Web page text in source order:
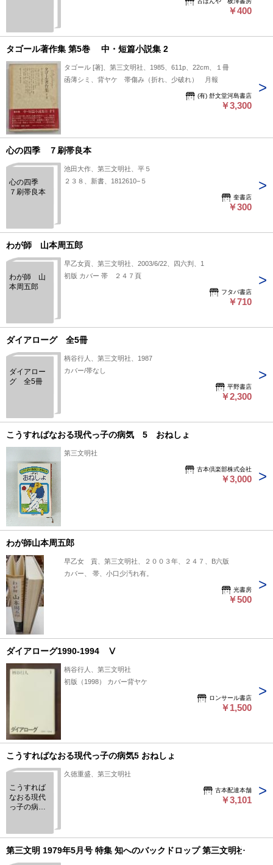
￥400
タゴール著作集 第5巻 中・短篇小説集 2
タゴール [著]、第三文明社、1985、611p、22cm、１冊
函薄シミ、背ヤケ 帯傷み（折れ、少破れ） 月報
(有) 舒文堂河島書店
￥3,300
心の四季 ７刷帯良本
心の四季
７刷帯良本
池田大作、第三文明社、平５
２３８、新書、1812610−５
奎書店
￥300
わが師 山本周五郎
わが師 山
本周五郎
早乙女貢、第三文明社、2003/6/22、四六判、1
初版 カバー 帯 ２４７頁
フタバ書店
￥710
ダイアローグ 全5冊
ダイアロー
グ 全5冊
柄谷行人、第三文明社、1987
カバー/帯なし
平野書店
￥2,300
こうすればなおる現代っ子の病気 5 おねしょ
第三文明社
古本倶楽部株式会社
￥3,000
わが師山本周五郎
早乙女 貢、第三文明社、２００３年、２４７、B六版
カバー、 帯、小口少汚れ有。
光書房
￥500
ダイアローグ1990-1994 Ⅴ
柄谷行人、第三文明社
初版（1998） カバー背ヤケ
ロンサール書店
￥1,500
こうすればなおる現代っ子の病気5 おねしょ
こうすれば
なおる現代
っ子の病気5
久徳重盛、第三文明社
古本配達本舗
￥3,101
第三文明 1979年5月号 特集 知へのバックドロップ 第三文明社